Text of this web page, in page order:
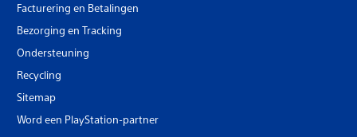
Facturering en Betalingen
Bezorging en Tracking
Ondersteuning
Recycling
Sitemap
Word een PlayStation-partner